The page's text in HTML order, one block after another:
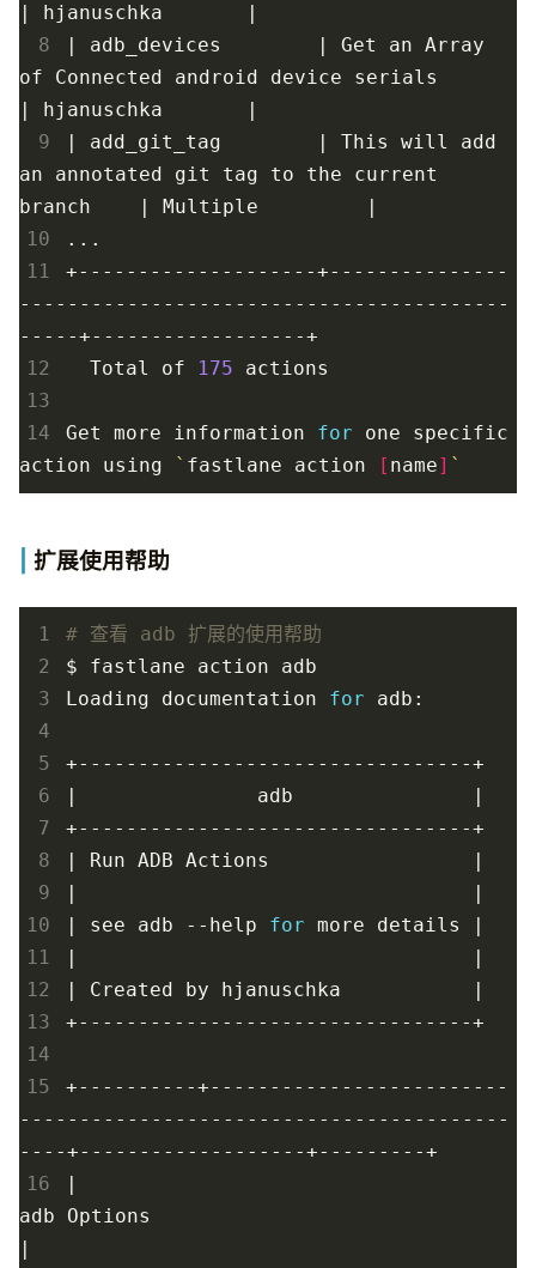
|
hjanuschka
|
8
| adb_devices |
Get an Array
|
hjanuschka
|
9
| add_git_tag |
This will add
an annotated git tag to the current
branch
| Multiple
|
10
11
+--------------------+---------------
-----------------------------------------
12
  Total of
175
13
14
Get more information for one specific
action using
` fastlane action [ name] `
扩展使用帮助
1
# 查看 adb 扩展的使用帮助
2
3
Loading documentation for
4
5
6
|
               adb
|
7
8
| Run ADB Actions
|
9
|
|
10
| see adb --help for more details
|
11
|
|
12
| Created by hjanuschka
|
13
14
15
+----------+-------------------------
-----------------------------------------
16
|
|